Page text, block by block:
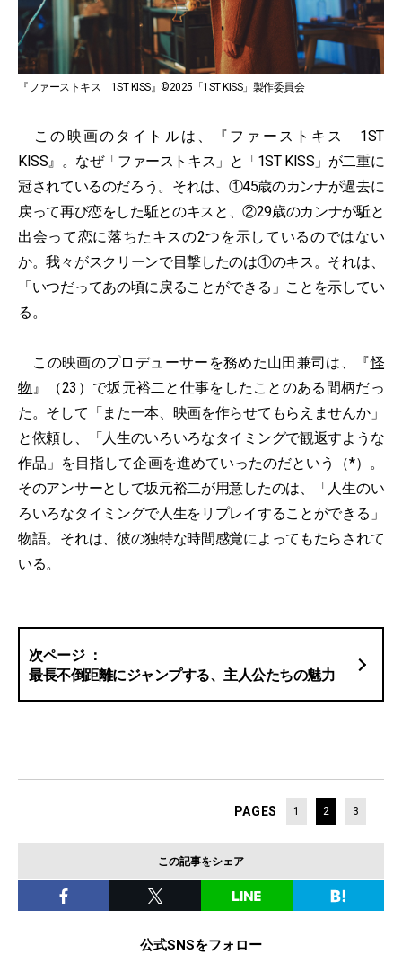
『ファーストキス 1ST KISS』©2025「1ST KISS」製作委員会
この映画のタイトルは、『ファーストキス 1ST
KISS』。なぜ「ファーストキス」と「1ST KISS」が二重に
冠されているのだろう。それは、①45歳のカンナが過去に
戻って再び恋をした駈とのキスと、②29歳のカンナが駈と
出会って恋に落ちたキスの2つを示しているのではない
か。我々がスクリーンで目撃したのは①のキス。それは、
「いつだってあの頃に戻ることができる」ことを示してい
る。
この映画のプロデューサーを務めた山田兼司は、『怪
物』（23）で坂元裕二と仕事をしたことのある間柄だっ
た。そして「また一本、映画を作らせてもらえませんか」
と依頼し、「人生のいろいろなタイミングで観返すような
作品」を目指して企画を進めていったのだという（*）。
そのアンサーとして坂元裕二が用意したのは、「人生のい
ろいろなタイミングで人生をリプレイすることができる」
物語。それは、彼の独特な時間感覚によってもたらされて
いる。
最長不倒距離にジャンプする、主人公たちの魅力
PAGES 1 2 3
この記事をシェア
公式SNSをフォロー